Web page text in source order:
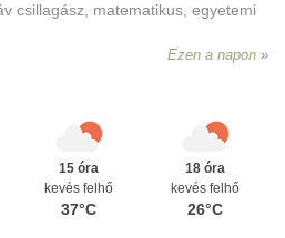
csillagász, matematikus, egyetemi
Ezen a napon
15 óra
kevés felhő
37°C
18 óra
kevés felhő
26°C